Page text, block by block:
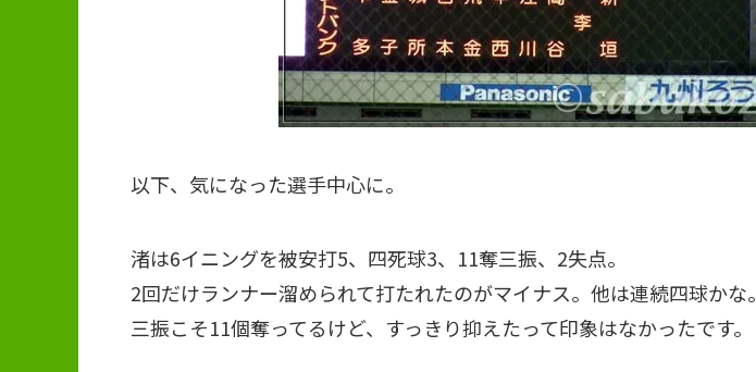
以下、気になった選手中心に。
渚は6イニングを被安打5、四死球3、11奪三振、2失点。
2回だけランナー溜められて打たれたのがマイナス。他は連続四球かな。
三振こそ11個奪ってるけど、すっきり抑えたって印象はなかったです。